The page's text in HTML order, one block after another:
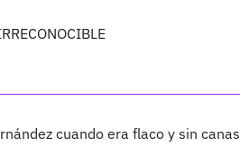
cuando era flaco y sin canas